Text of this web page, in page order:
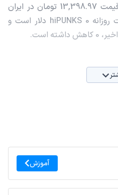
قیمت تتر 0.9993 تومان، با قیمت 13,398.97 تومان در ایران
معامله می‌شود. حجم معاملات روزانه hiPUNKS 0 دلار است و
آموزش